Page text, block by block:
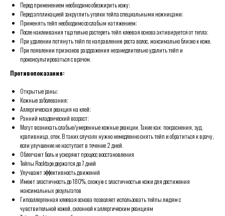
Перед применением необходимо обезжирить кожу;
Перед аппликацией закруглить уголки тейпа специальными ножницами;
Применять тейп необходимо со слабым натяжением;
После наклеивания тщательно растереть тейп клеевая основа активируется от тепла;
При удалении потянуть тейп по направлению роста волос, максимально близко к коже.
При появлении признаков раздражения незамедлительно удалить тейп и
проконсультироваться с врачом.
Противопоказания:
Открытые раны;
Кожные заболевания;
Аллергическая реакция на клей;
Ранний младенческий возраст;
Могут возникать слабые/умеренные кожные реакции. Такие как: покраснения, зуд,
крапивница, отек. В таких случаях нужно немедленно снять тейп и обратиться к врачу,
если улучшение не наступает в течение 2 дней.
Облегчают боль и ускоряют процесс восстановления
Тейпы Rocktape держатся до 7 дней
Улучшают эффективность движений
Имеют эластичность до 180%, схожую с эластичностью кожи для достижения
максимальных результатов
Гипоаллергенная клеевая основа позволяет использовать тейпы людям с
чувствительной кожей, склонной к аллергическим реакциям